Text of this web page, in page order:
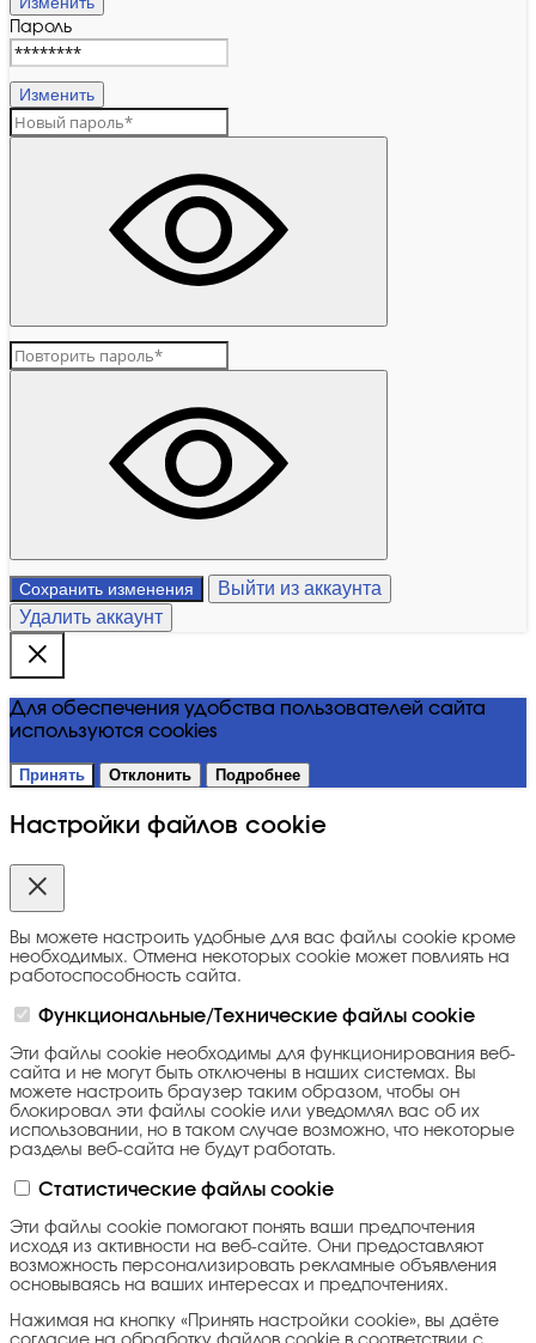
Пароль
Изменить
Сохранить изменения
Выйти из аккаунта
Удалить аккаунт
Для обеспечения удобства пользователей сайта
используются cookies
Принять Отклонить Подробнее
Настройки файлов cookie
Вы можете настроить удобные для вас файлы cookie кроме
необходимых. Отмена некоторых cookie может повлиять на
работоспособность сайта.
Функциональные/Технические файлы cookie
Эти файлы cookie необходимы для функционирования веб-
сайта и не могут быть отключены в наших системах. Вы
можете настроить браузер таким образом, чтобы он
блокировал эти файлы cookie или уведомлял вас об их
использовании, но в таком случае возможно, что некоторые
разделы веб-сайта не будут работать.
Статистические файлы cookie
Эти файлы cookie помогают понять ваши предпочтения
исходя из активности на веб-сайте. Они предоставляют
возможность персонализировать рекламные объявления
основываясь на ваших интересах и предпочтениях.
Нажимая на кнопку «Принять настройки cookie», вы даёте